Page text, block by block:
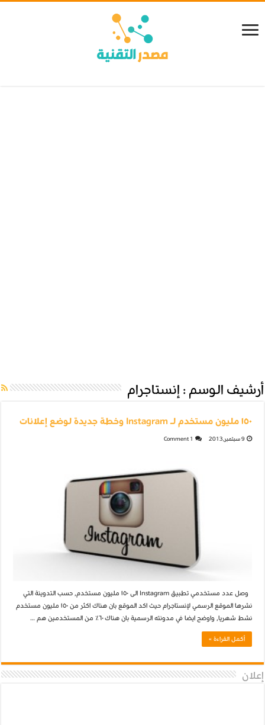
أرشيف الوسم : إنستاجرام
١٥٠ مليون مستخدم لـ Instagram وخطة جديدة لوضع إعلانات
9 سبتمبر,2013 1 Comment
وصل عدد مستخدمي تطبيق Instagram الى ١٥٠ مليون مستخدم, حسب التدوينة التي
نشرها الموقع الرسمي لإنستاجرام حيث اكد الموقع بان هناك اكثر من ١٥٠ مليون مستخدم
نشط شهريا, واوضح ايضا في مدونته الرسمية بان هناك ٦٠٪ من المستخدمين هم …
أكمل القراءة »
إعلان